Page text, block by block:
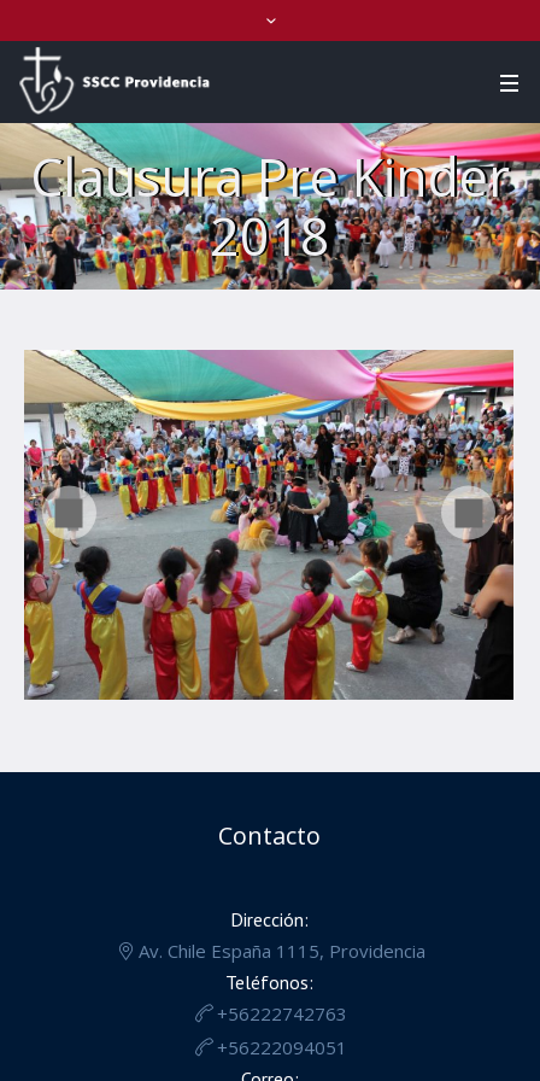
Clausura Pre Kinder
2018
Contacto
Dirección:
Av. Chile España 1115, Providencia
Teléfonos:
+56222742763
+56222094051